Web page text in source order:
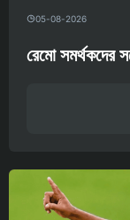
05-08-2026
রেমো সমর্থকদের